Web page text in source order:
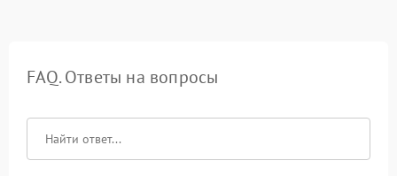
FAQ. Ответы на вопросы